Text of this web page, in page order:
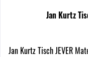
Jan Kurtz
Jan Kurtz Tisch JEVER